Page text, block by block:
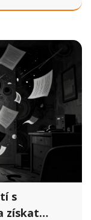
s
získat